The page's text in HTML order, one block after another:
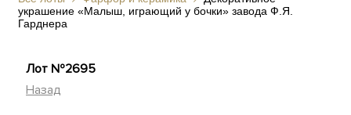
украшение «Малыш, играющий у бочки» завода Ф.Я.
Гарднера
Лот №2695
Назад